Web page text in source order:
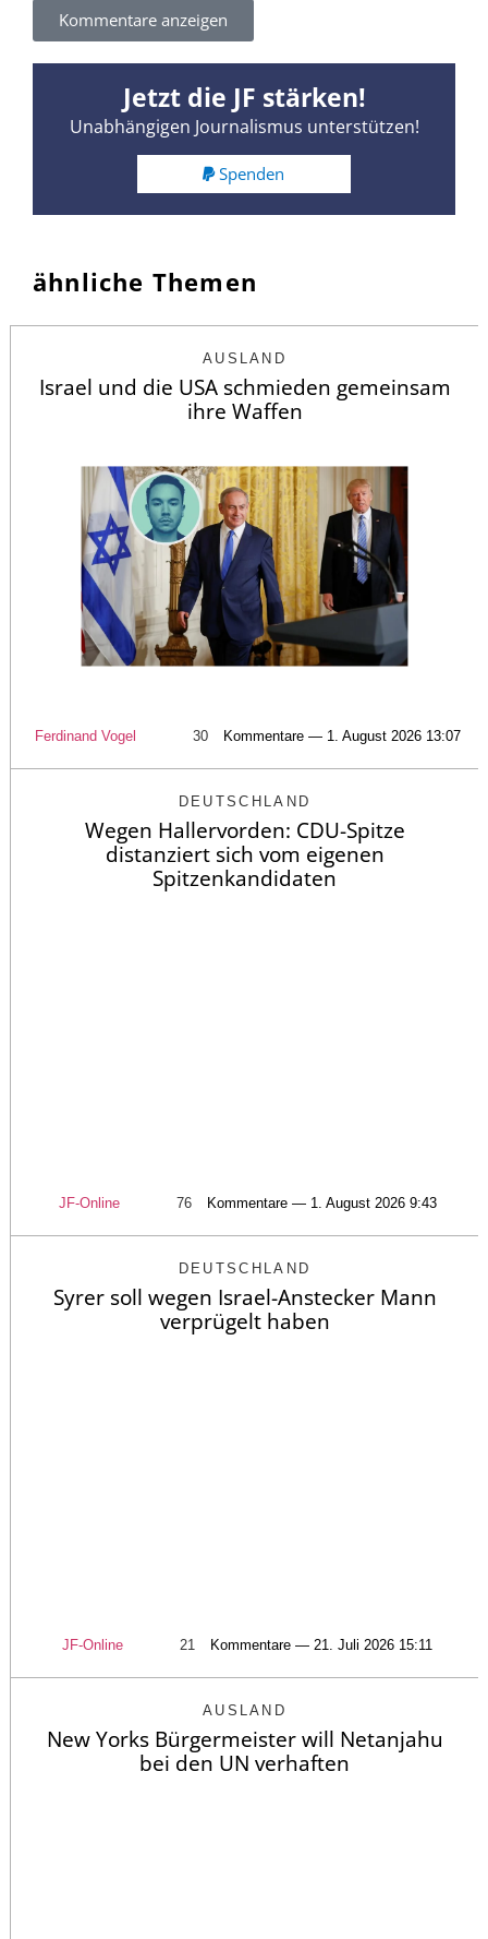
Kommentare anzeigen
Jetzt die JF stärken!
Unabhängigen Journalismus unterstützen!
Spenden
ähnliche Themen
AUSLAND
Israel und die USA schmieden gemeinsam
ihre Waffen
Ferdinand Vogel 30 Kommentare — 1. August 2026 13:07
DEUTSCHLAND
Wegen Hallervorden: CDU-Spitze
distanziert sich vom eigenen
Spitzenkandidaten
JF-Online 76 Kommentare — 1. August 2026 9:43
DEUTSCHLAND
Syrer soll wegen Israel-Anstecker Mann
verprügelt haben
JF-Online 21 Kommentare — 21. Juli 2026 15:11
AUSLAND
New Yorks Bürgermeister will Netanjahu
bei den UN verhaften